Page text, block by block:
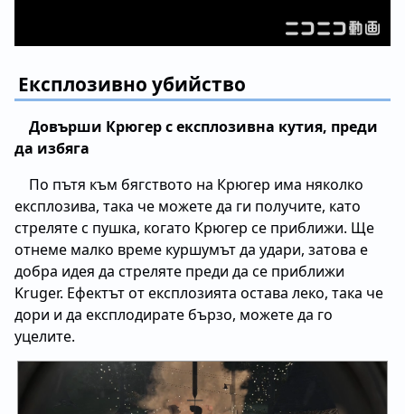
Експлозивно убийство
Довърши Крюгер с експлозивна кутия, преди
да избяга
По пътя към бягството на Крюгер има няколко
експлозива, така че можете да ги получите, като
стреляте с пушка, когато Крюгер се приближи. Ще
отнеме малко време куршумът да удари, затова е
добра идея да стреляте преди да се приближи
Kruger. Ефектът от експлозията остава леко, така че
дори и да експлодирате бързо, можете да го
уцелите.